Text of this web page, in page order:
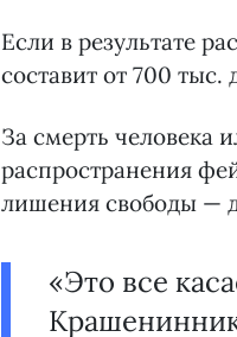
Если в результате
составит от 700
За смерть человека
распространения
лишения свободы —
«Это все